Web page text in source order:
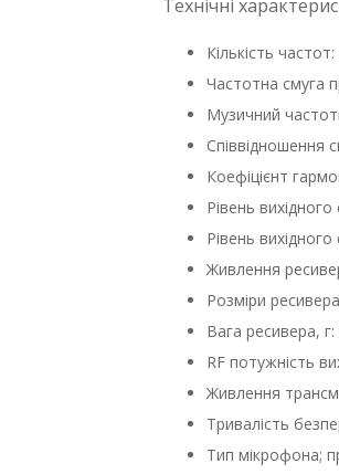
Технічні
Кількість
Частотна смуга
Музичний
Співвідношення
Коефіцієнт
Рівень
Рівень
Живлення
Розміри
Вага ресивера, г:
RF потужність
Живлення
Тривалість
Тип мікрофона;